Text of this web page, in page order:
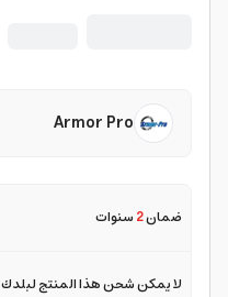
Armor Pro
ضمان2سنوات
لا يمكن شحن هذا المنتج لبلدك